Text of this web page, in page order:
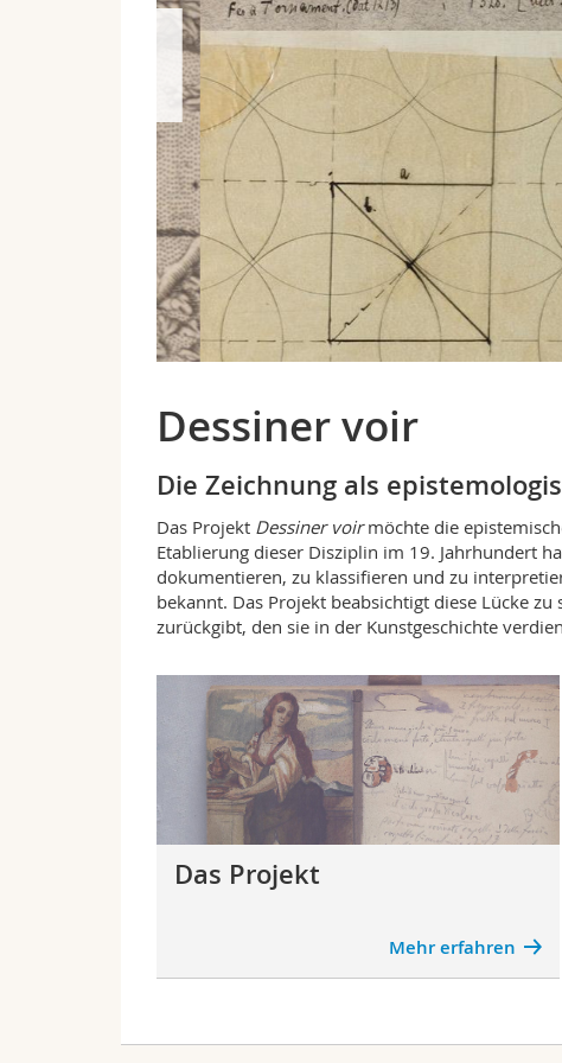
Dessiner voir
Die Zeichnung als
Das Projekt Dessiner voirmöchte die
Etablierung dieser Disziplin im 19. Jahrhundert
dokumentieren, zu klassifieren und zu
bekannt. Das Projekt beabsichtigt diese Lücke
zurückgibt, den sie in der Kunstgeschichte
Das Projekt
Mehr erfahren